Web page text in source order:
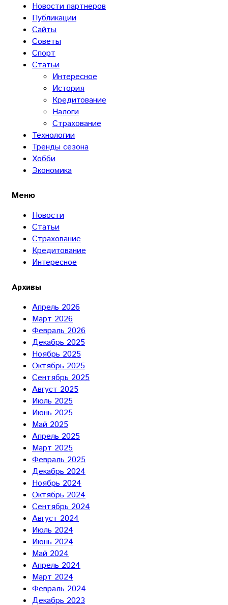
Новости партнеров
Публикации
Сайты
Советы
Спорт
Статьи
Интересное
История
Кредитование
Налоги
Страхование
Технологии
Тренды сезона
Хобби
Экономика
Меню
Новости
Статьи
Страхование
Кредитование
Интересное
Архивы
Апрель 2026
Март 2026
Февраль 2026
Декабрь 2025
Ноябрь 2025
Октябрь 2025
Сентябрь 2025
Август 2025
Июль 2025
Июнь 2025
Май 2025
Апрель 2025
Март 2025
Февраль 2025
Декабрь 2024
Ноябрь 2024
Октябрь 2024
Сентябрь 2024
Август 2024
Июль 2024
Июнь 2024
Май 2024
Апрель 2024
Март 2024
Февраль 2024
Декабрь 2023